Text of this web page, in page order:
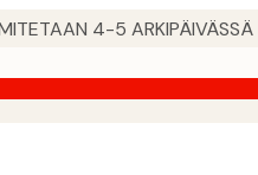
4-5 ARKIPÄIVÄSSÄ